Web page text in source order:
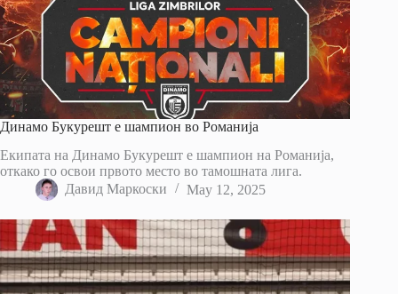
Динамо Букурешт е шампион во Романија
Екипата на Динамо Букурешт е шампион на Романија,
откако го освои првото место во тамошната лига.
Давид Маркоски
May 12, 2025